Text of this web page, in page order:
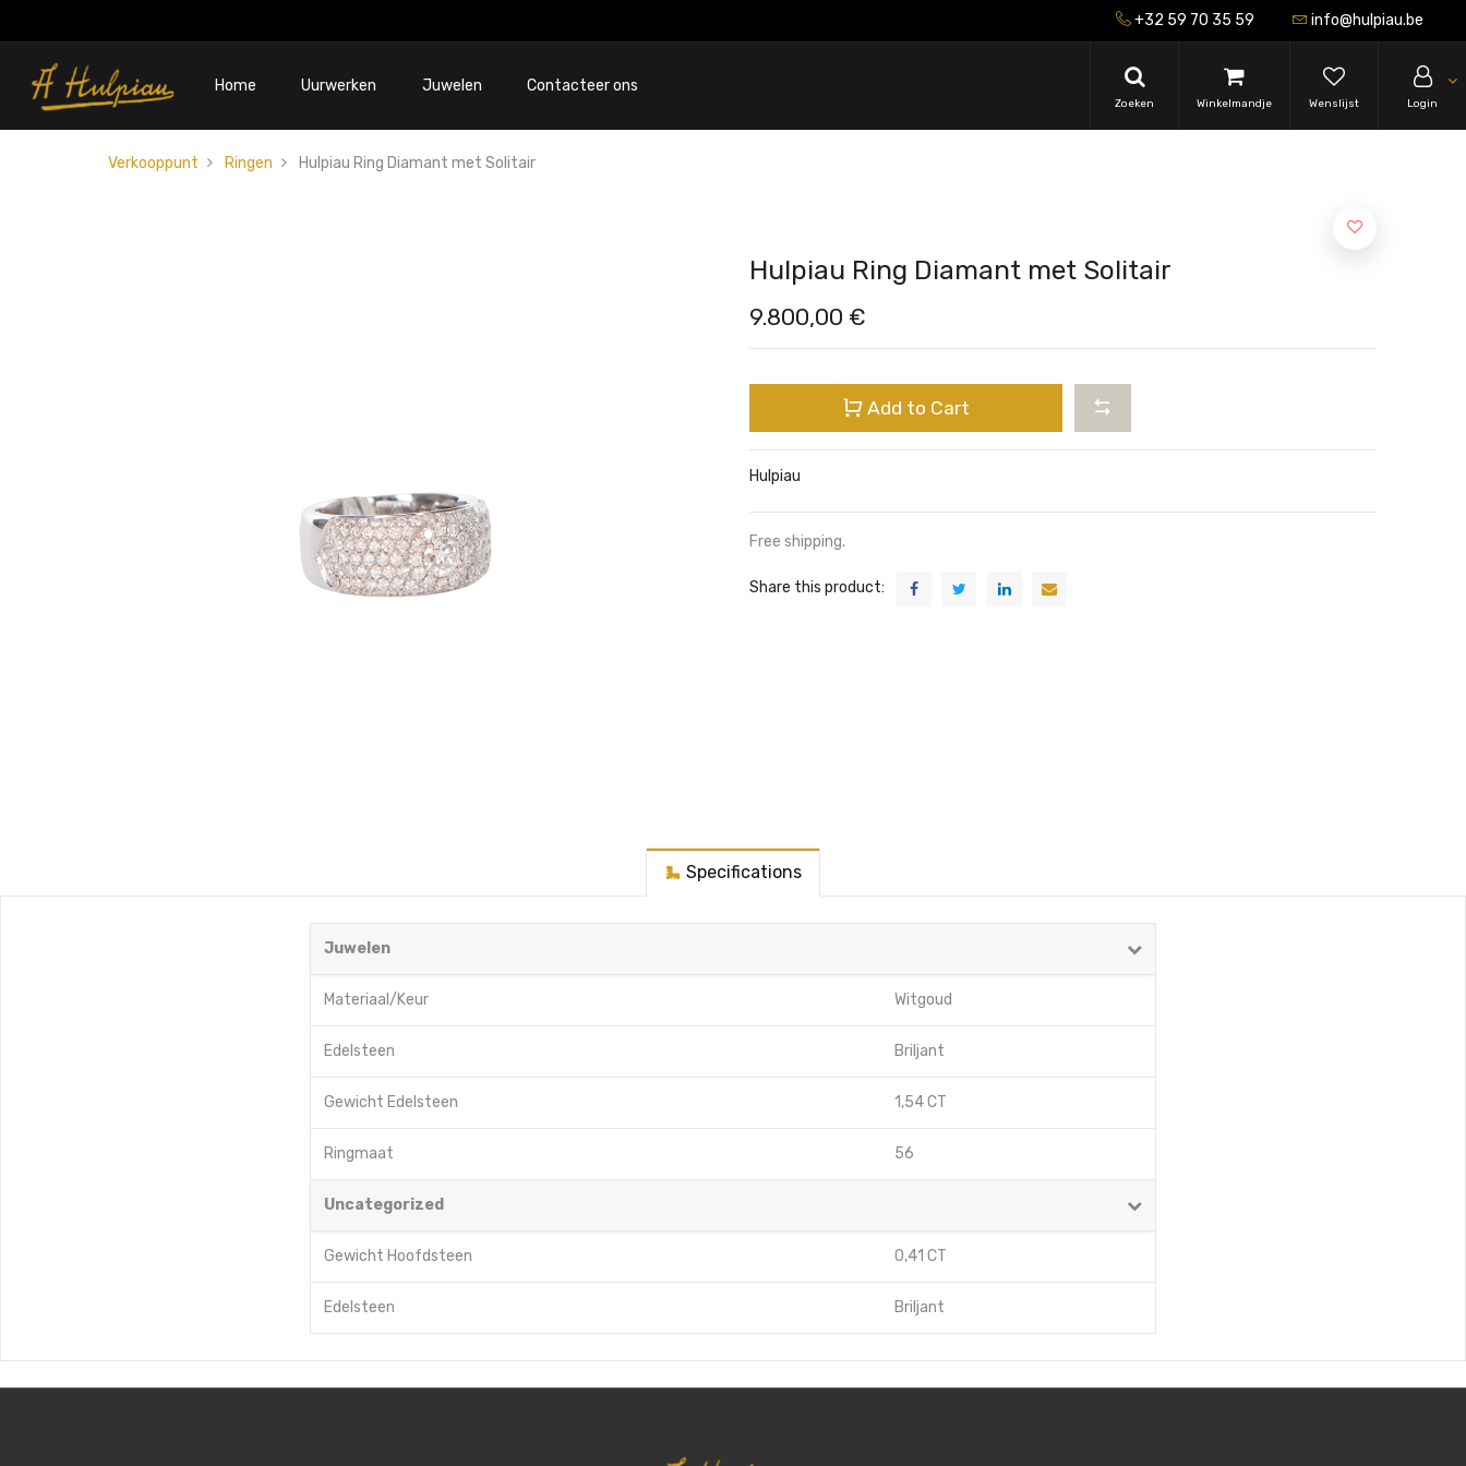
+32 59 70 35 59 info@hulpiau.be
Zoeken Winkelmandje Wenslijst Login
Home Uurwerken Juwelen Contacteer ons
Verkooppunt Ringen Hulpiau Ring Diamant met Solitair
Hulpiau Ring Diamant met Solitair
9.800,00 €
Add to Cart
Hulpiau
Free shipping.
Share this product:
Specifications
Juwelen
Materiaal/Keur Witgoud
Edelsteen Briljant
Gewicht Edelsteen 1,54 CT
Ringmaat 56
Uncategorized
Gewicht Hoofdsteen 0,41 CT
Edelsteen Briljant